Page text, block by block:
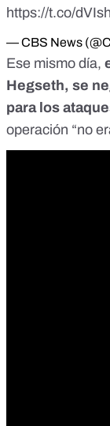
https://t.co/
— CBS News
Ese mismo día,
Hegseth, se
para los
operación “no